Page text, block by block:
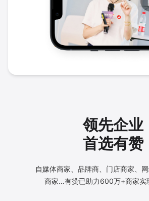
领先企业
首选有赞
自媒体商家、品牌商、门店商家、
商家…有赞已助力600万+商家实